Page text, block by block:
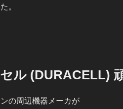
。
ル (DURACELL)
の周辺機器メーカが